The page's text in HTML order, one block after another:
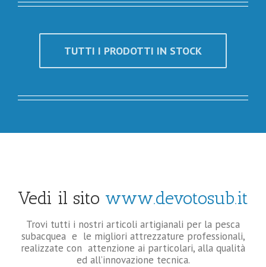
TUTTI I PRODOTTI IN STOCK
Vedi il sito www.devotosub.it
Trovi tutti i nostri articoli artigianali per la pesca
subacquea e le migliori attrezzature professionali,
realizzate con attenzione ai particolari, alla qualità
ed all’innovazione tecnica.